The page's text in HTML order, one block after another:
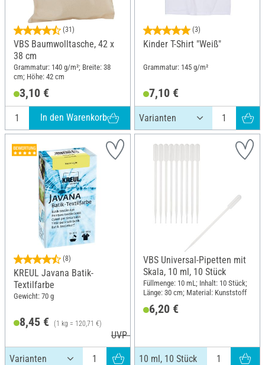
(31)
VBS Baumwolltasche, 42 x
38 cm
Grammatur: 140 g/m²; Breite: 38
cm; Höhe: 42 cm
3,10 €
In den Warenkorb
(3)
Kinder T-Shirt "Weiß"
Grammatur: 145 g/m²
7,10 €
(8)
KREUL Javana Batik-
Textilfarbe
Gewicht: 70 g
8,45 € (1 kg = 120,71 €)
UVP 8,99 €
VBS Universal-Pipetten mit
Skala, 10 ml, 10 Stück
Füllmenge: 10 mL; Inhalt: 10 Stück;
Länge: 30 cm; Material: Kunststoff
6,20 €
10 ml, 10 Stück